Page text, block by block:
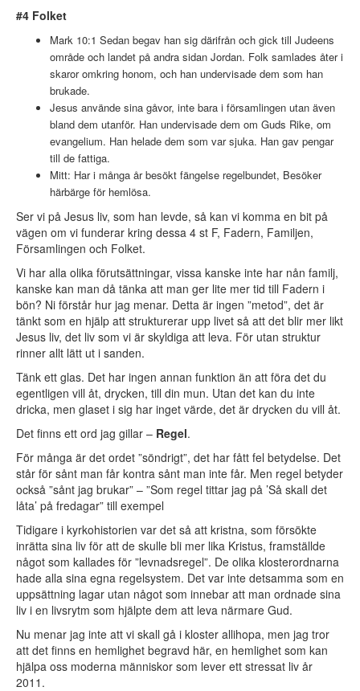
#4 Folket
Mark 10:1 Sedan begav han sig därifrån och gick till Judeens
område och landet på andra sidan Jordan. Folk samlades åter i
skaror omkring honom, och han undervisade dem som han
brukade.
Jesus använde sina gåvor, inte bara i församlingen utan även
bland dem utanför. Han undervisade dem om Guds Rike, om
evangelium. Han helade dem som var sjuka. Han gav pengar
till de fattiga.
Mitt: Har i många år besökt fängelse regelbundet, Besöker
härbärge för hemlösa.
Ser vi på Jesus liv, som han levde, så kan vi komma en bit på
vägen om vi funderar kring dessa 4 st F, Fadern, Familjen,
Församlingen och Folket.
Vi har alla olika förutsättningar, vissa kanske inte har nån familj,
kanske kan man då tänka att man ger lite mer tid till Fadern i
bön? Ni förstår hur jag menar. Detta är ingen ”metod”, det är
tänkt som en hjälp att strukturerar upp livet så att det blir mer likt
Jesus liv, det liv som vi är skyldiga att leva. För utan struktur
rinner allt lätt ut i sanden.
Tänk ett glas. Det har ingen annan funktion än att föra det du
egentligen vill åt, drycken, till din mun. Utan det kan du inte
dricka, men glaset i sig har inget värde, det är drycken du vill åt.
Det finns ett ord jag gillar – Regel.
För många är det ordet ”söndrigt”, det har fått fel betydelse. Det
står för sånt man får kontra sånt man inte får. Men regel betyder
också ”sånt jag brukar” – ”Som regel tittar jag på ’Så skall det
låta’ på fredagar” till exempel
Tidigare i kyrkohistorien var det så att kristna, som försökte
inrätta sina liv för att de skulle bli mer lika Kristus, framställde
något som kallades för ”levnadsregel”. De olika klosterordnarna
hade alla sina egna regelsystem. Det var inte detsamma som en
uppsättning lagar utan något som innebar att man ordnade sina
liv i en livsrytm som hjälpte dem att leva närmare Gud.
Nu menar jag inte att vi skall gå i kloster allihopa, men jag tror
att det finns en hemlighet begravd här, en hemlighet som kan
hjälpa oss moderna människor som lever ett stressat liv år
2011.